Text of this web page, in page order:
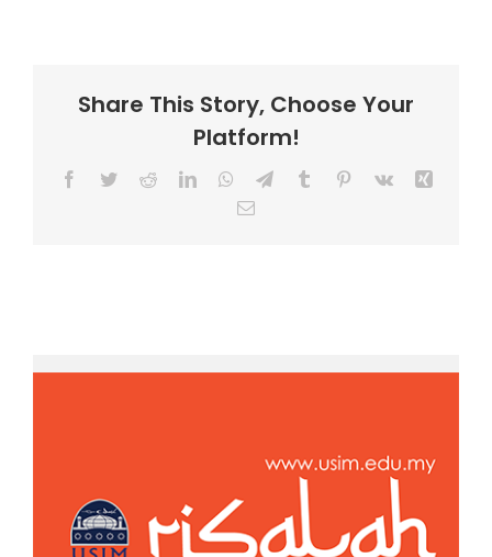
Share This Story, Choose Your
Platform!
Facebook
TwitterRedditLinkedInWhatsApp
TelegramTumblr Pinterest
Vk
Email